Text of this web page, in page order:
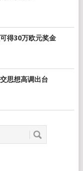
得30万欧元奖金
思想高调出台